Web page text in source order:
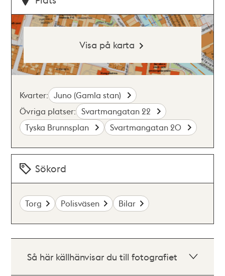
Visa på karta
Kvarter: Juno (Gamla stan)
Övriga platser: Svartmangatan 22
Tyska Brunnsplan
Svartmangatan 20
Sökord
Torg Polisväsen Bilar
Så här källhänvisar du till fotografiet